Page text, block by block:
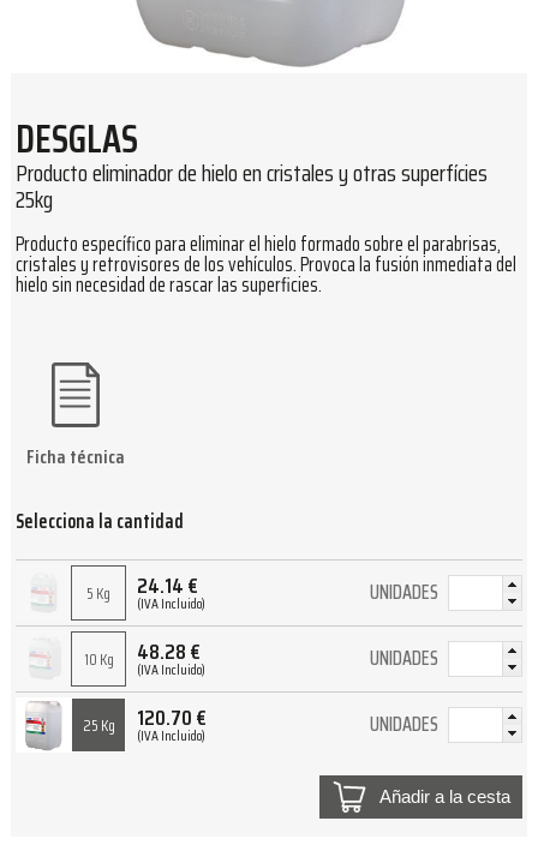
DESGLAS
Producto eliminador de hielo en cristales y otras superfícies
25kg
Producto específico para eliminar el hielo formado sobre el parabrisas,
cristales y retrovisores de los vehículos. Provoca la fusión inmediata del
hielo sin necesidad de rascar las superficies.
Selecciona la cantidad
5 Kg 24.14€
(IVA Incluido) UNIDADES
10 Kg 48.28€
(IVA Incluido) UNIDADES
25 Kg 120.70€
(IVA Incluido) UNIDADES
Añadir a la cesta
Ficha técnica